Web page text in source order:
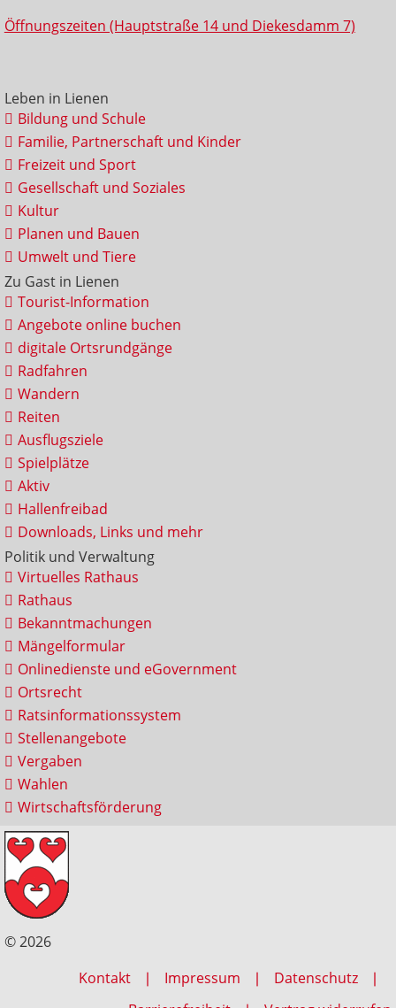
Öffnungszeiten (Hauptstraße 14 und Diekesdamm 7)
Leben in Lienen
Bildung und Schule
Familie, Partnerschaft und Kinder
Freizeit und Sport
Gesellschaft und Soziales
Kultur
Planen und Bauen
Umwelt und Tiere
Zu Gast in Lienen
Tourist-Information
Angebote online buchen
digitale Ortsrundgänge
Radfahren
Wandern
Reiten
Ausflugsziele
Spielplätze
Aktiv
Hallenfreibad
Downloads, Links und mehr
Politik und Verwaltung
Virtuelles Rathaus
Rathaus
Bekanntmachungen
Mängelformular
Onlinedienste und eGovernment
Ortsrecht
Ratsinformationssystem
Stellenangebote
Vergaben
Wahlen
Wirtschaftsförderung
© 2026
Kontakt
Impressum
Datenschutz